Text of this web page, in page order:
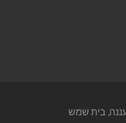
בית שמש